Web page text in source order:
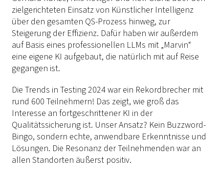
zielgerichteten Einsatz von Künstlicher Intelligenz
über den gesamten QS-Prozess hinweg, zur
Steigerung der Effizienz. Dafür haben wir außerdem
auf Basis eines professionellen LLMs mit „Marvin“
eine eigene KI aufgebaut, die natürlich mit auf Reise
gegangen ist.
Die Trends in Testing 2024 war ein Rekordbrecher mit
rund 600 Teilnehmern! Das zeigt, wie groß das
Interesse an fortgeschrittener KI in der
Qualitätssicherung ist. Unser Ansatz? Kein Buzzword-
Bingo, sondern echte, anwendbare Erkenntnisse und
Lösungen. Die Resonanz der Teilnehmenden war an
allen Standorten äußerst positiv.